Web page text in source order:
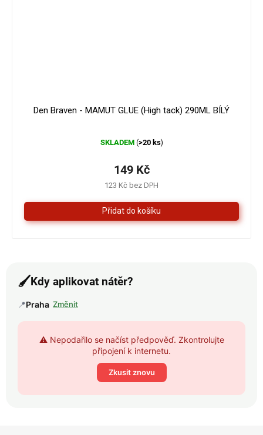
Den Braven - MAMUT GLUE (High tack) 290ML BÍLÝ
hodnocení
je
4,3
z
5
hvězdiček.
SKLADEM (>20 ks)
123 Kč bez DPH
149 Kč
🖌️Kdy aplikovat nátěr?
📍Praha Změnit
⚠️ Nepodařilo se načíst předpověď. Zkontrolujte
připojení k internetu.
Zkusit znovu